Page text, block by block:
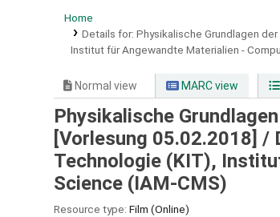
Home
Details for: Physikalische Grundlagen
Institut für Angewandte Materialien -
Normal view MARC view
Physikalische
[Vorlesung 05.02.2018] /
Technologie (KIT),
Science (IAM-CMS)
Resource type: Film (Online)